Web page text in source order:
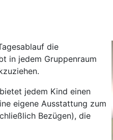
die
in jedem Gruppenraum
jedem Kind einen
eigene Ausstattung zum
Bezügen), die